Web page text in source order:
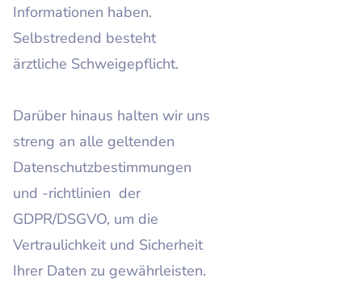
Informationen haben.
Selbstredend besteht
ärztliche Schweigepflicht.
Darüber hinaus halten wir uns
streng an alle geltenden
Datenschutzbestimmungen
und -richtlinien der
GDPR/DSGVO, um die
Vertraulichkeit und Sicherheit
Ihrer Daten zu gewährleisten.